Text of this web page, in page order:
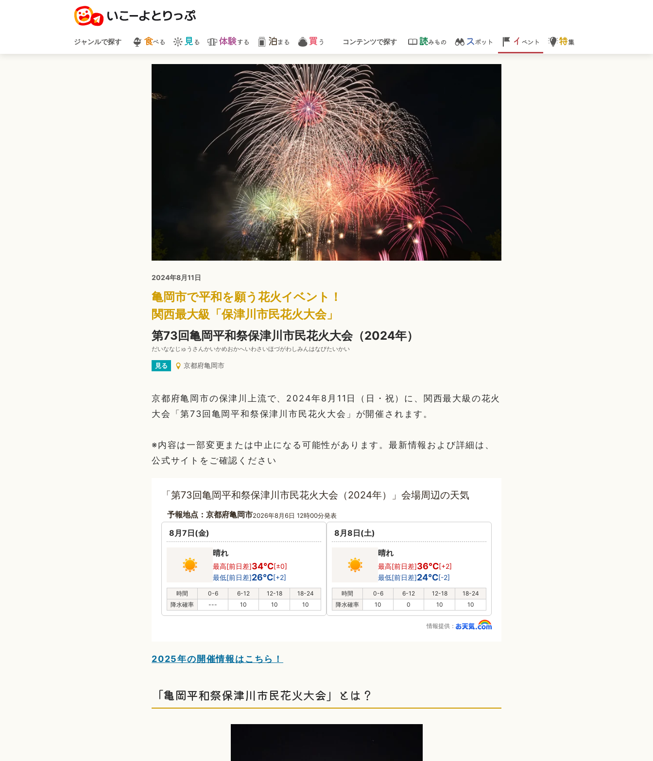
ジャンルで探す 食べる 見 る 体験する 泊まる 買 う コンテンツで探す 読みもの スポット イ ベント 特集
2024年8月11日
亀岡市で平和を願う花火イベント！
関西最大級「保津川市民花火大会」
第73回亀岡平和祭保津川市民花火大会（2024年）
だいななじゅうさんかいかめおかへいわさいほづがわしみんはなびたいかい
見る 京都府亀岡市
京都府亀岡市の保津川上流で、2024年8月11日（日・祝）に、関西最大級の花火
大会「第73回亀岡平和祭保津川市民花火大会」が開催されます。
※内容は一部変更または中止になる可能性があります。最新情報および詳細は、
公式サイトをご確認ください
「第73回亀岡平和祭保津川市民花火大会（2024年）」会場周辺の天気
予報地点：京都府亀岡市2026年8月6日 12時00分発表
8月7日(金)
晴れ
最高[前日差]34℃[±0]
最低[前日差]26℃[+2]
時間 0-6 6-12 12-18
18-24
降水確率
--- 10 10 10
8月8日(土)
晴れ
最高[前日差]36℃[+2]
最低[前日差]24℃[-2]
時間 0-6 6-12 12-18
18-24
降水確率
10 0 10 10
情報提供：
2025年の開催情報はこちら！
「亀岡平和祭保津川市民花火大会」とは？